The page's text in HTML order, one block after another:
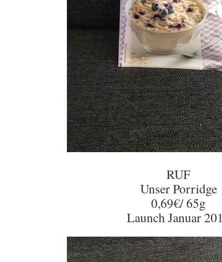
RUF
Unser Porridge
0,69€/ 65g
Launch Januar